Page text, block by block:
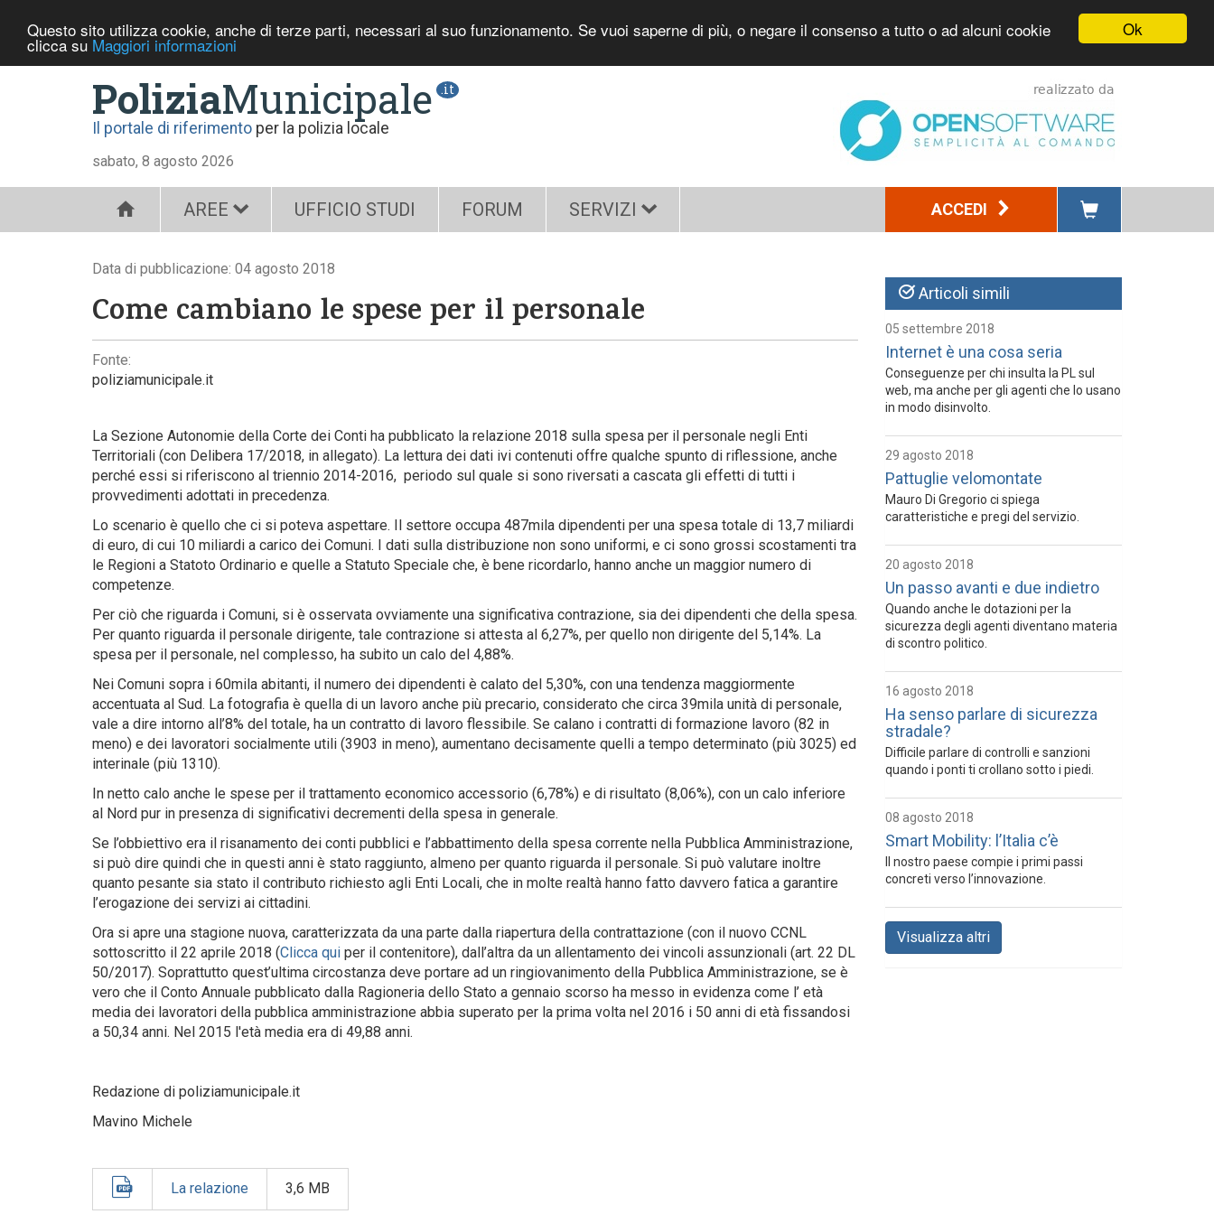
Ok
Questo sito utilizza cookie, anche di terze parti, necessari al suo funzionamento. Se vuoi saperne di più, o negare il consenso a tutto o ad alcuni cookie
clicca su Maggiori informazioni
PoliziaMunicipale .it
Il portale di riferimento per la polizia locale
sabato, 8 agosto 2026
AREE UFFICIO STUDI FORUM SERVIZI ACCEDI
Data di pubblicazione: 04 agosto 2018
Come cambiano le spese per il personale
Fonte:
poliziamunicipale.it
La Sezione Autonomie della Corte dei Conti ha pubblicato la relazione 2018 sulla spesa per il personale negli Enti
Territoriali (con Delibera 17/2018, in allegato). La lettura dei dati ivi contenuti offre qualche spunto di riflessione, anche
perché essi si riferiscono al triennio 2014-2016, periodo sul quale si sono riversati a cascata gli effetti di tutti i
provvedimenti adottati in precedenza.
Lo scenario è quello che ci si poteva aspettare. Il settore occupa 487mila dipendenti per una spesa totale di 13,7 miliardi
di euro, di cui 10 miliardi a carico dei Comuni. I dati sulla distribuzione non sono uniformi, e ci sono grossi scostamenti tra
le Regioni a Statoto Ordinario e quelle a Statuto Speciale che, è bene ricordarlo, hanno anche un maggior numero di
competenze.
Per ciò che riguarda i Comuni, si è osservata ovviamente una significativa contrazione, sia dei dipendenti che della spesa.
Per quanto riguarda il personale dirigente, tale contrazione si attesta al 6,27%, per quello non dirigente del 5,14%. La
spesa per il personale, nel complesso, ha subito un calo del 4,88%.
Nei Comuni sopra i 60mila abitanti, il numero dei dipendenti è calato del 5,30%, con una tendenza maggiormente
accentuata al Sud. La fotografia è quella di un lavoro anche più precario, considerato che circa 39mila unità di personale,
vale a dire intorno all’8% del totale, ha un contratto di lavoro flessibile. Se calano i contratti di formazione lavoro (82 in
meno) e dei lavoratori socialmente utili (3903 in meno), aumentano decisamente quelli a tempo determinato (più 3025) ed
interinale (più 1310).
In netto calo anche le spese per il trattamento economico accessorio (6,78%) e di risultato (8,06%), con un calo inferiore
al Nord pur in presenza di significativi decrementi della spesa in generale.
Se l’obbiettivo era il risanamento dei conti pubblici e l’abbattimento della spesa corrente nella Pubblica Amministrazione,
si può dire quindi che in questi anni è stato raggiunto, almeno per quanto riguarda il personale. Si può valutare inoltre
quanto pesante sia stato il contributo richiesto agli Enti Locali, che in molte realtà hanno fatto davvero fatica a garantire
l’erogazione dei servizi ai cittadini.
Ora si apre una stagione nuova, caratterizzata da una parte dalla riapertura della contrattazione (con il nuovo CCNL
sottoscritto il 22 aprile 2018 (Clicca qui per il contenitore), dall’altra da un allentamento dei vincoli assunzionali (art. 22 DL
50/2017). Soprattutto quest’ultima circostanza deve portare ad un ringiovanimento della Pubblica Amministrazione, se è
vero che il Conto Annuale pubblicato dalla Ragioneria dello Stato a gennaio scorso ha messo in evidenza come l’ età
media dei lavoratori della pubblica amministrazione abbia superato per la prima volta nel 2016 i 50 anni di età fissandosi
a 50,34 anni. Nel 2015 l'età media era di 49,88 anni.
Redazione di poliziamunicipale.it
Mavino Michele
La relazione 3,6 MB
Articoli simili
05 settembre 2018
Internet è una cosa seria
Conseguenze per chi insulta la PL sul
web, ma anche per gli agenti che lo usano
in modo disinvolto.
29 agosto 2018
Pattuglie velomontate
Mauro Di Gregorio ci spiega
caratteristiche e pregi del servizio.
20 agosto 2018
Un passo avanti e due indietro
Quando anche le dotazioni per la
sicurezza degli agenti diventano materia
di scontro politico.
16 agosto 2018
Ha senso parlare di sicurezza
stradale?
Difficile parlare di controlli e sanzioni
quando i ponti ti crollano sotto i piedi.
08 agosto 2018
Smart Mobility: l’Italia c’è
Il nostro paese compie i primi passi
concreti verso l’innovazione.
Visualizza altri